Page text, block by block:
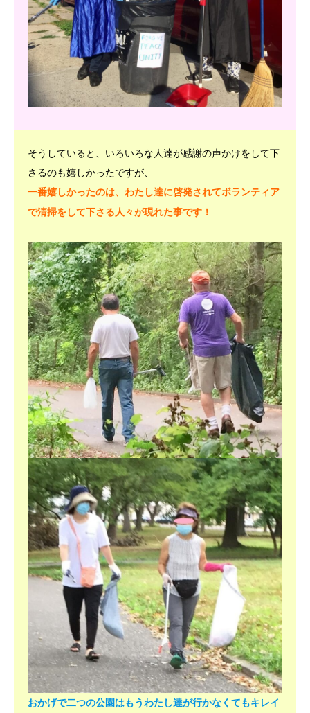
そうしていると、いろいろな人達が感謝の声かけをして下
さるのも嬉しかったですが、
一番嬉しかったのは、わたし達に啓発されてボランティア
で清掃をして下さる人々が現れた事です！
おかげで二つの公園はもうわたし達が行かなくてもキレイ